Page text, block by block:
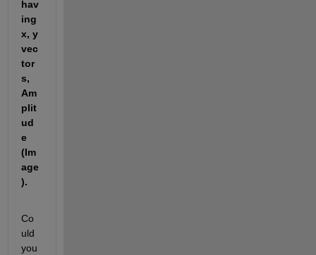
hav
ing
x, y
vec
tor
s,
Am
plit
ud
e
(Im
age
).
Co
uld
you